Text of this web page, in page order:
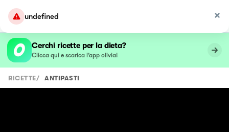
undefined
Cerchi ricette per la dieta?
Clicca qui e scarica l’app olivia!
RICETTE/ ANTIPASTI